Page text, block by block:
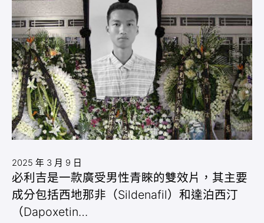
2025 年 3 月 9 日
必利吉是一款廣受男性青睞的雙效片，其主要
成分包括西地那非（Sildenafil）和達泊西汀
（Dapoxetin…